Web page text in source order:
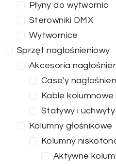
Płyny do wytwornic
Sterowniki DMX
Wytwornice
Sprzęt nagłośnieniowy
Akcesoria
Case'y
Kable kolumnowe
Statywy i
Kolumny głośnikowe
Kolumny
Aktywne